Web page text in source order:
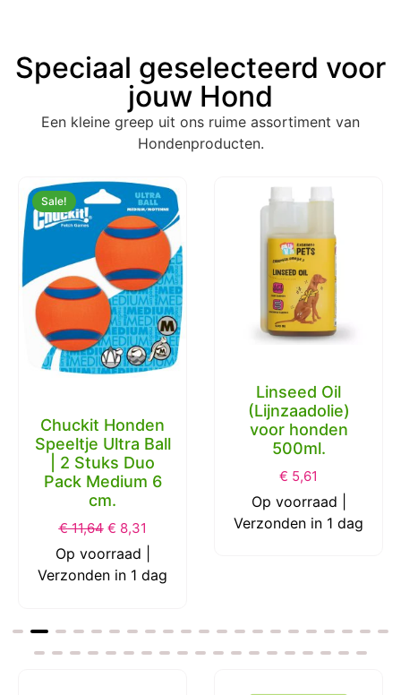
Speciaal geselecteerd voor
jouw Hond
Een kleine greep uit ons ruime assortiment van
Hondenproducten.
Sale!
Chuckit Honden
Speeltje Ultra Ball
| 2 Stuks Duo
Pack Medium 6
cm.
€11,64 € 8,31
Op voorraad |
Verzonden in 1 dag
Linseed Oil
(Lijnzaadolie)
voor honden
500ml.
€ 5,61
Op voorraad |
Verzonden in 1 dag